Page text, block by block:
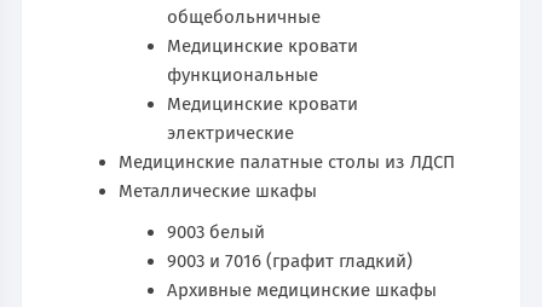
общебольничные
Медицинские кровати
функциональные
Медицинские кровати
электрические
Медицинские палатные столы из ЛДСП
Металлические шкафы
9003 белый
9003 и 7016 (графит гладкий)
Архивные медицинские шкафы